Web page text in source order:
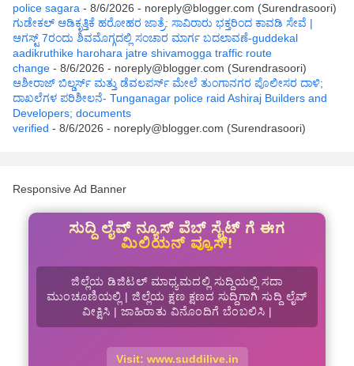
police sagara - 8/6/2026 - noreply@blogger.com (Surendrasoori)
ಗುಡೇಕಲ್ ಆಡಿಕೃತ್ತಿಕೆ ಹರೋಹರ ಜಾತ್ರೆ: ಸಾವಿರಾರು ಭಕ್ತರಿಂದ ಕಾವಡಿ ಸೇವೆ |
ಆಗಸ್ಟ್ 7ರಂದು ಶಿವಮೊಗ್ಗದಲ್ಲಿ ಸಂಚಾರ ಮಾರ್ಗ ಬದಲಾವಣೆ-guddekal
aadikruthike harohara jatre shivamogga traffic route
change - 8/6/2026 - noreply@blogger.com (Surendrasoori)
ಆಶೀರಾಜ್ ಬಿಲ್ಡರ್ಸ್ ಮತ್ತು ಡೆವಲಪರ್ಸ್ ಮೇಲೆ ತುಂಗಾನಗರ ಪೊಲೀಸರ ದಾಳಿ;
ದಾಖಲೆಗಳ ಪರಿಶೀಲನೆ- Tunganagar police raid Ashiraj Builders and
Developers; documents
verified - 8/6/2026 - noreply@blogger.com (Surendrasoori)
Responsive Ad Banner
ಸುದ್ದಿ ಲೈವ್ ನ್ಯೂಸ್ ವೆಬ್ ಸೈಟ್ ಗೆ ಈಗ
ಮಿಲಿಯನ್ ವ್ಯೂಸ್!
ಜಿಲ್ಲೆಯ ಡಿಜಿಟಲ್ ಮಾಧ್ಯಮದಲ್ಲಿ ಸುದ್ದಿಯಲ್ಲಿ ಸದಾ
ಮುಂಚೂಣಿಯಲ್ಲಿ | ಜಿಲ್ಲೆಯ ಕ್ಷಣ ಕ್ಷಣದ ಸುದ್ದಿಗಾಗಿ ಸುದ್ದಿ ಲೈವ್
ವೀಕ್ಷಿಸಿ | ಜಾಹಿರಾತು ವಿನೊಂದಿಗೆ ಬೆಂಬಲಿಸಿ |
Visit: www.suddilive.in